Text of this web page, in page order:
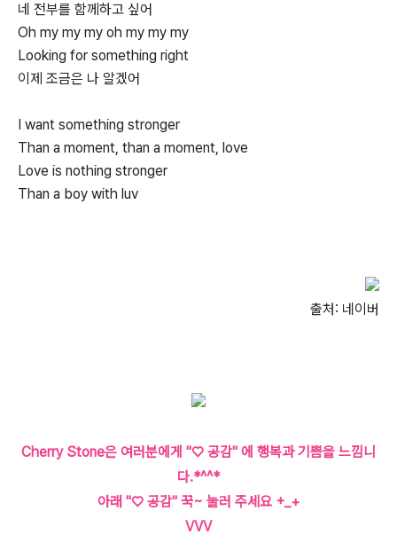
네 전부를 함께하고 싶어
Oh my my my oh my my my
Looking for something right
이제 조금은 나 알겠어
I want something stronger
Than a moment, than a moment, love
Love is nothing stronger
Than a boy with luv
출처: 네이버
Cherry Stone은 여러분에게 "♡ 공감" 에 행복과 기쁨을 느낌니
다.*^^*
아래 "♡ 공감" 꾹~ 눌러 주세요 +_+
VVV